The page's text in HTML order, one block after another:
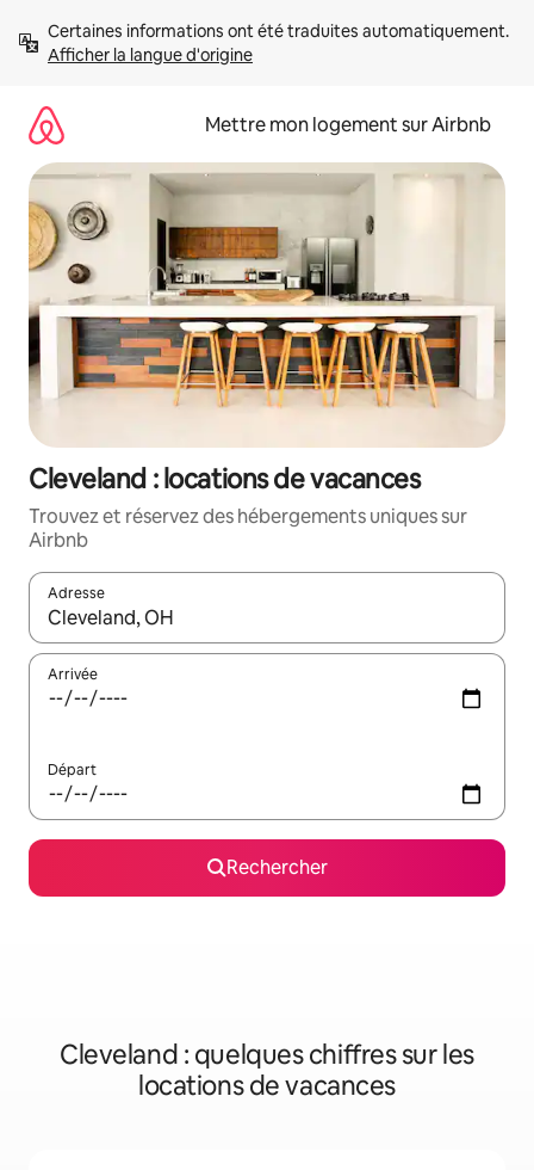
directement
Afficher la langue d'origine
Mettre mon logement sur Airbnb
Cleveland : locations de vacances
Trouvez et réservez des hébergements uniques sur
Airbnb
Adresse
Lorsque les résultats s'affichent, utilisez les flèches vers le
Arrivée
Départ
Rechercher
Cleveland : quelques chiffres sur les
locations de vacances